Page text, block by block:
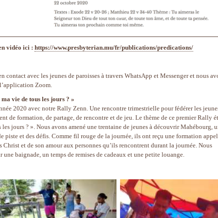
vidéo ici : https://www.presbyterian.mu/fr/publications/predications/
contact avec les jeunes de paroisses à travers WhatsApp et Messenger et nous
Zoom.
vie de tous les jours ? »
2020 avec notre Rally Zenn. Une rencontre trimestrielle pour fédérer les
de formation, de partage, de rencontre et de jeu. Le thème de ce premier Rally
jours ? ». Nous avons amené une trentaine de jeunes à découvrir Mahébourg,
piste et des défis. Comme fil rouge de la journée, ils ont reçu une formation
Christ et de son amour aux personnes qu’ils rencontrent durant la journée. Nous
baignade, un temps de remises de cadeaux et une petite louange.